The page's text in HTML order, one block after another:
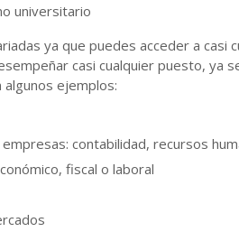
universitario
ya que puedes acceder a casi
casi cualquier puesto, ya
algunos ejemplos:
contabilidad, recursos
fiscal o laboral